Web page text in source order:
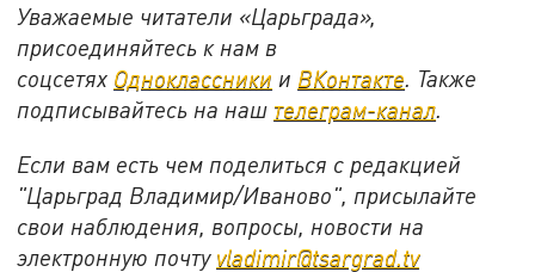
Уважаемые читатели «Царьграда»,
присоединяйтесь к нам в
соцсетях Одноклассники и ВКонтакте. Также
подписывайтесь на наш телеграм-канал.
Если вам есть чем поделиться с редакцией
"Царьград Владимир/Иваново", присылайте
свои наблюдения, вопросы, новости на
электронную почту vladimir@tsargrad.tv